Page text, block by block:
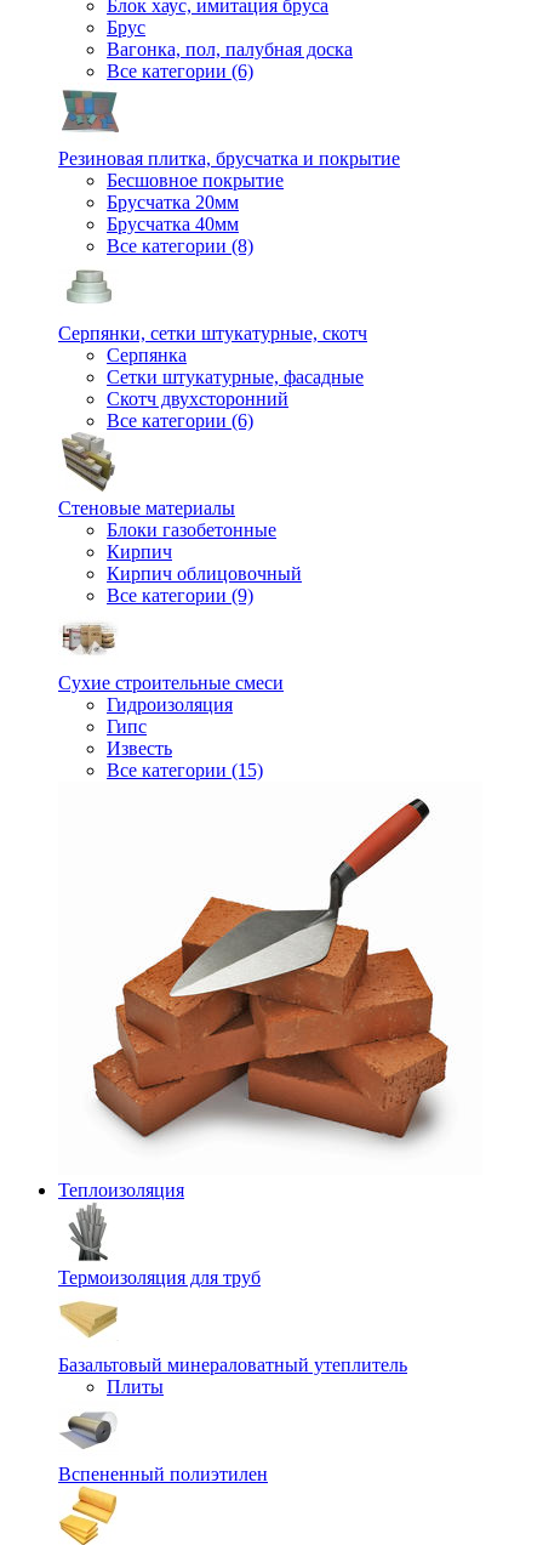
Блок хаус, имитация бруса
Брус
Вагонка, пол, палубная доска
Все категории (6)
Резиновая плитка, брусчатка и покрытие
Бесшовное покрытие
Брусчатка 20мм
Брусчатка 40мм
Все категории (8)
Серпянки, сетки штукатурные, скотч
Серпянка
Сетки штукатурные, фасадные
Скотч двухсторонний
Все категории (6)
Стеновые материалы
Блоки газобетонные
Кирпич
Кирпич облицовочный
Все категории (9)
Сухие строительные смеси
Гидроизоляция
Гипс
Известь
Все категории (15)
Теплоизоляция
Термоизоляция для труб
Базальтовый минераловатный утеплитель
Плиты
Вспененный полиэтилен